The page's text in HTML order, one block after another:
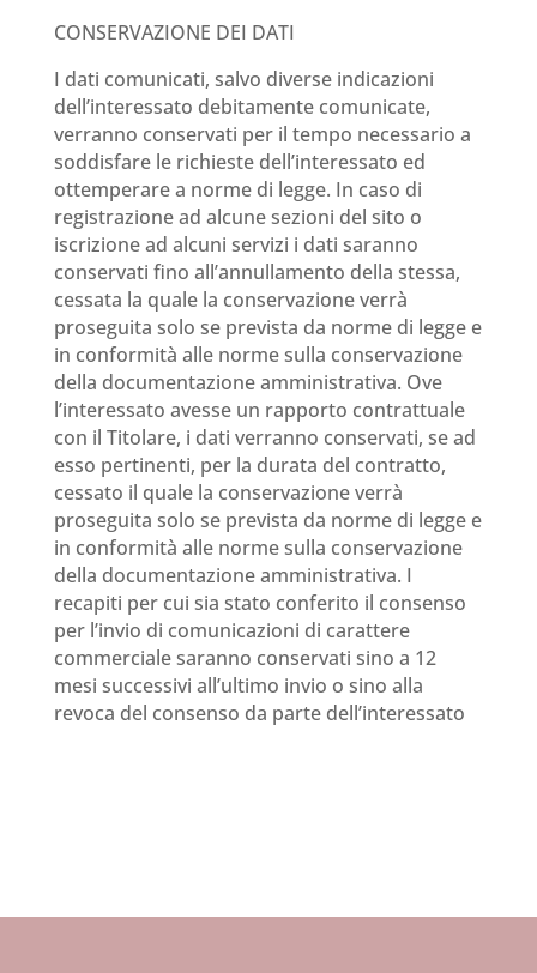
CONSERVAZIONE DEI DATI
I dati comunicati, salvo diverse indicazioni
dell’interessato debitamente comunicate,
verranno conservati per il tempo necessario a
soddisfare le richieste dell’interessato ed
ottemperare a norme di legge. In caso di
registrazione ad alcune sezioni del sito o
iscrizione ad alcuni servizi i dati saranno
conservati fino all’annullamento della stessa,
cessata la quale la conservazione verrà
proseguita solo se prevista da norme di legge e
in conformità alle norme sulla conservazione
della documentazione amministrativa. Ove
l’interessato avesse un rapporto contrattuale
con il Titolare, i dati verranno conservati, se ad
esso pertinenti, per la durata del contratto,
cessato il quale la conservazione verrà
proseguita solo se prevista da norme di legge e
in conformità alle norme sulla conservazione
della documentazione amministrativa. I
recapiti per cui sia stato conferito il consenso
per l’invio di comunicazioni di carattere
commerciale saranno conservati sino a 12
mesi successivi all’ultimo invio o sino alla
revoca del consenso da parte dell’interessato